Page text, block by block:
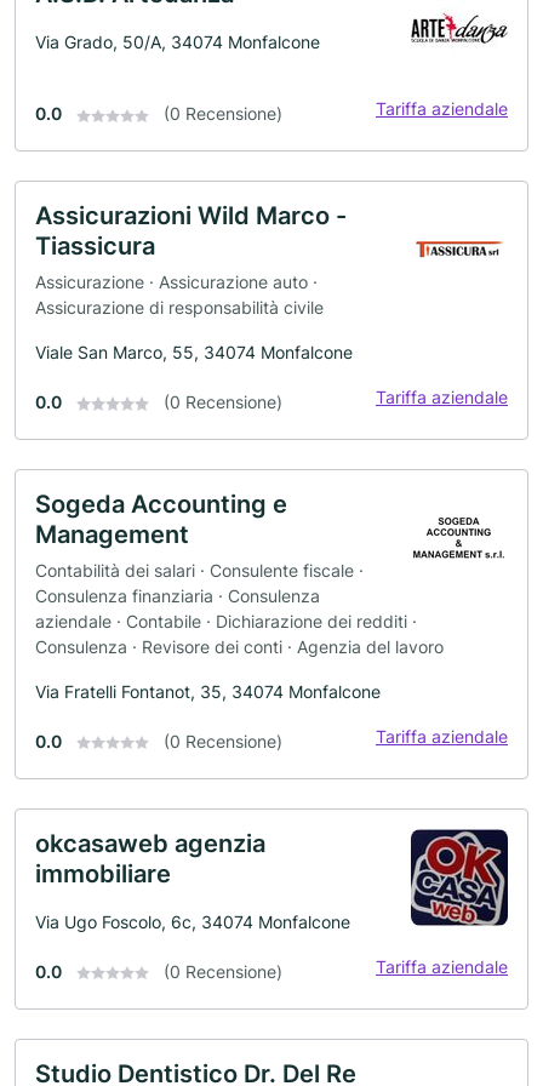
Via Grado, 50/A, 34074 Monfalcone
0.0 (0 Recensione) Tariffa aziendale
Assicurazioni Wild Marco -
Tiassicura
Assicurazione · Assicurazione auto ·
Assicurazione di responsabilità civile
Viale San Marco, 55, 34074 Monfalcone
0.0 (0 Recensione) Tariffa aziendale
Sogeda Accounting e
Management
Contabilità dei salari · Consulente fiscale ·
Consulenza finanziaria · Consulenza
aziendale · Contabile · Dichiarazione dei redditi ·
Consulenza · Revisore dei conti · Agenzia del lavoro
Via Fratelli Fontanot, 35, 34074 Monfalcone
0.0 (0 Recensione) Tariffa aziendale
okcasaweb agenzia
immobiliare
Via Ugo Foscolo, 6c, 34074 Monfalcone
0.0 (0 Recensione) Tariffa aziendale
Studio Dentistico Dr. Del Re